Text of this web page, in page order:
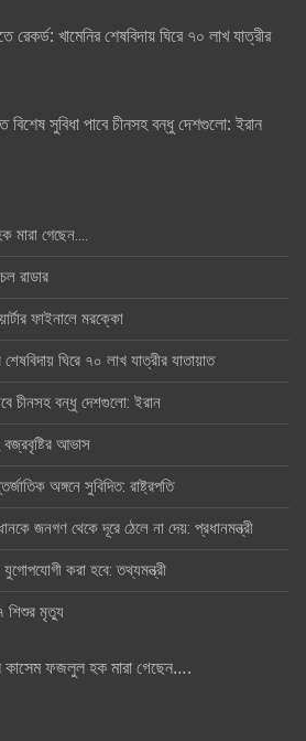
রেকর্ড: খামেনির শেষবিদায় ঘিরে ৭০ লাখ যাত্রীর
বিশেষ সুবিধা পাবে চীনসহ বন্ধু দেশগুলো: ইরান
গেছেন….
রাডার
ফাইনালে মরক্কো
ঘিরে ৭০ লাখ যাত্রীর যাতায়াত
চীনসহ বন্ধু দেশগুলো: ইরান
আভাস
অঙ্গনে সুবিদিত: রাষ্ট্রপতি
জনগণ থেকে দূরে ঠেলে না দেয়: প্রধানমন্ত্রী
করা হবে: তথ্যমন্ত্রী
শিশুর মৃত্যু
ফজলুল হক মারা গেছেন….